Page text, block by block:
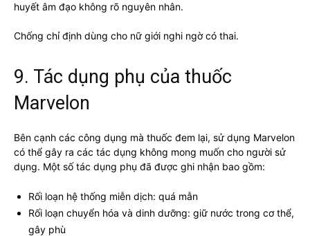
huyết âm đạo không rõ nguyên nhân.
Chống chỉ định dùng cho nữ giới nghi ngờ có thai.
9. Tác dụng phụ của thuốc
Marvelon
Bên cạnh các công dụng mà thuốc đem lại, sử dụng Marvelon
có thể gây ra các tác dụng không mong muốn cho người sử
dụng. Một số tác dụng phụ đã được ghi nhận bao gồm:
Rối loạn hệ thống miễn dịch: quá mẫn
Rối loạn chuyển hóa và dinh dưỡng: giữ nước trong cơ thể,
gây phù